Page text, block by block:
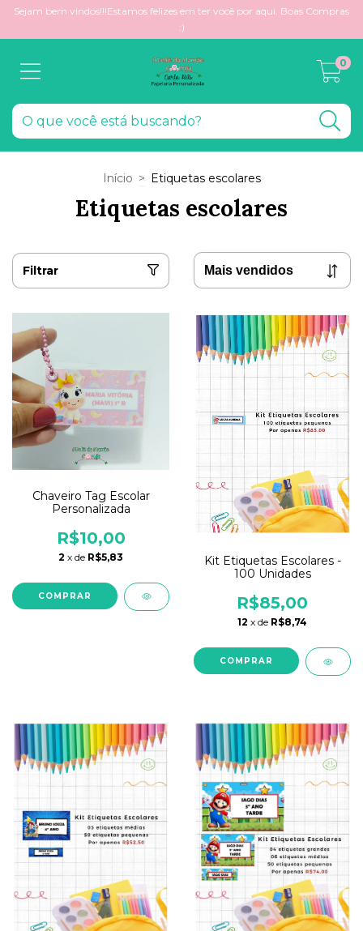
Sejam bem vindos!!!Estamos felizes em ter você por aqui. Boas Compras
:)
0
Início > Etiquetas escolares
Etiquetas escolares
Filtrar
Chaveiro Tag Escolar
Personalizada
R$10,00
2 x de R$5,83
Kit Etiquetas Escolares -
100 Unidades
R$85,00
12 x de R$8,74